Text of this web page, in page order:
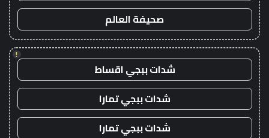
صحيفة العالم
!
شدات ببجي اقساط
شدات ببجي تمارا
شدات ببجي تمارا